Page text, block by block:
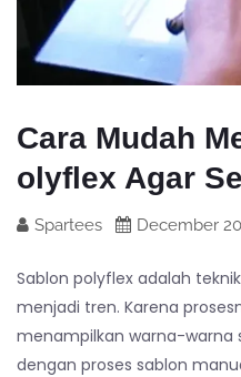
Cara Mudah
olyflex Agar
Spartees December
Sablon polyflex adalah
menjadi tren. Karena
menampilkan warna-warna
dengan proses sablon